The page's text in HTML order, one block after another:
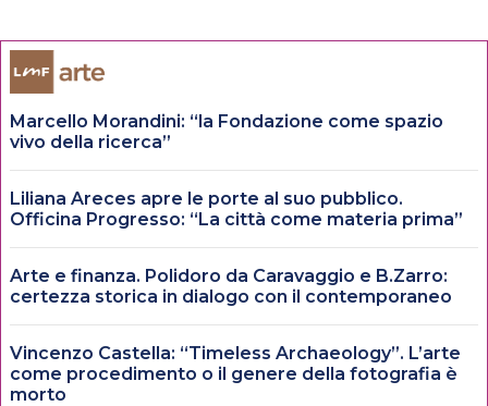
Marcello Morandini: “la Fondazione come spazio
vivo della ricerca”
Liliana Areces apre le porte al suo pubblico.
Officina Progresso: “La città come materia prima”
Arte e finanza. Polidoro da Caravaggio e B.Zarro:
certezza storica in dialogo con il contemporaneo
Vincenzo Castella: “Timeless Archaeology”. L’arte
come procedimento o il genere della fotografia è
morto